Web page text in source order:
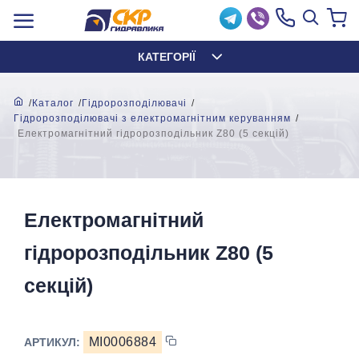
КАТЕГОРІЇ
Каталог
Гідророзподілювачі
Гідророзподілювачі з електромагнітним керуванням
Електромагнітний гідророзподільник Z80 (5 секцій)
Електромагнітний
гідророзподільник Z80 (5
секцій)
АРТИКУЛ: MI0006884